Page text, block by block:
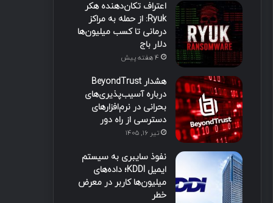
اعتراف تکان‌دهنده هکر
Ryuk: از حمله به مراکز
درمانی تا کسب میلیون‌ها
دلار باج
4 هفته پیش
هشدار BeyondTrust
درباره آسیب‌پذیری‌های
بحرانی در نرم‌افزارهای
دسترسی از راه دور
تیر ۱۶, ۱۴۰۵
نفوذ سایبری به سیستم
ایمیل KDDI؛ داده‌های
میلیون‌ها کاربر در معرض
خطر